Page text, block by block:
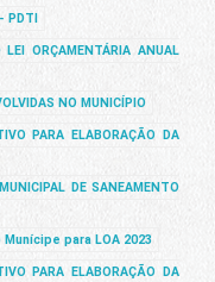
PDTI
ORÇAMENTÁRIA ANUAL
NO MUNICÍPIO
PARA ELABORAÇÃO DA
DE SANEAMENTO
para LOA 2023
PARA ELABORAÇÃO DA